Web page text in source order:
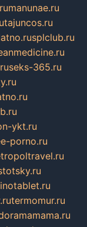
manunae.ru
tajuncos.ru
splclub.ru
seks-365.ru
ykt.ru
porno.ru
termomur.ru